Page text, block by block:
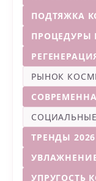
ПОДТЯЖКА
ПРОЦЕДУРЫ
РЫНОК
ТРЕНДЫ 2026
УПРУГОСТЬ